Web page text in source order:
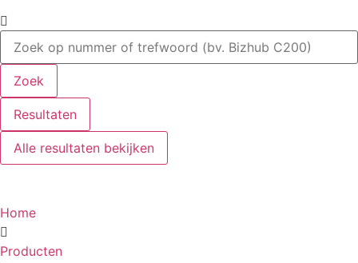
Zoek
Resultaten
Alle resultaten bekijken
Home
Producten